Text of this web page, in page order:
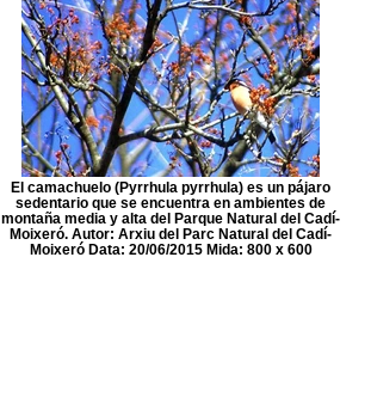
El camachuelo (Pyrrhula pyrrhula) es un pájaro
sedentario que se encuentra en ambientes de
montaña media y alta del Parque Natural del Cadí-
Moixeró. Autor: Arxiu del Parc Natural del Cadí-
Moixeró Data: 20/06/2015 Mida: 800 x 600